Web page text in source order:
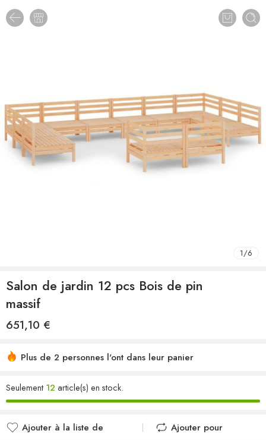
1/6
Salon de jardin 12 pcs Bois de pin
massif
651,10 €
Plus de 2 personnes l'ont dans leur panier
Seulement 12 article(s) en stock.
Ajouter à la liste de
Ajouter pour